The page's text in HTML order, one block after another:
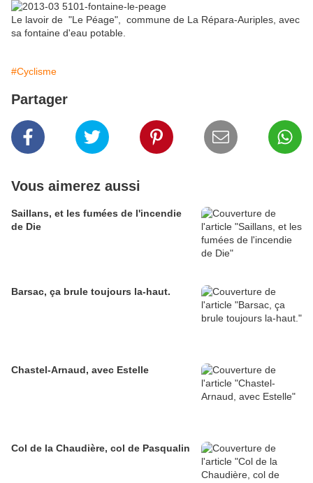
Le lavoir de "Le Péage", commune de La Répara-Auriples, avec
sa fontaine d'eau potable.
#Cyclisme
Partager
Vous aimerez aussi
Saillans, et les fumées de l'incendie
de Die
Barsac, ça brule toujours la-haut.
Chastel-Arnaud, avec Estelle
Col de la Chaudière, col de Pasqualin